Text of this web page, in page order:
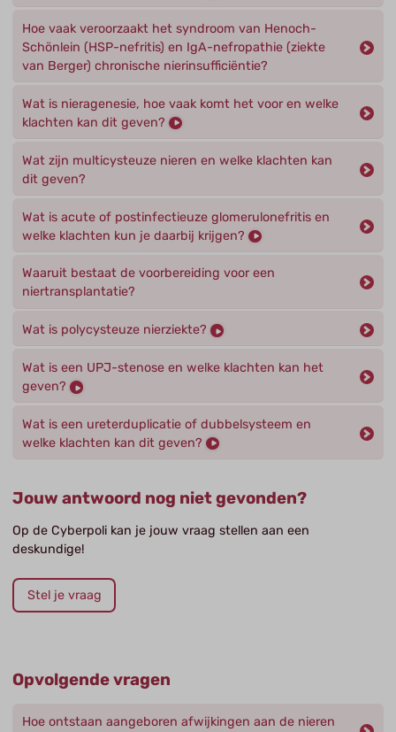
Hoe vaak veroorzaakt het syndroom van Henoch-
Schönlein (HSP-nefritis) en IgA-nefropathie (ziekte
van Berger) chronische nierinsufficiëntie?
Wat is nieragenesie, hoe vaak komt het voor en welke
klachten kan dit geven?
Wat zijn multicysteuze nieren en welke klachten kan
dit geven?
Wat is acute of postinfectieuze glomerulonefritis en
welke klachten kun je daarbij krijgen?
Waaruit bestaat de voorbereiding voor een
niertransplantatie?
Wat is polycysteuze nierziekte?
Wat is een UPJ-stenose en welke klachten kan het
geven?
Wat is een ureterduplicatie of dubbelsysteem en
welke klachten kan dit geven?
Jouw antwoord nog niet gevonden?
Op de Cyberpoli kan je jouw vraag stellen aan een
deskundige!
Stel je vraag
Opvolgende vragen
Hoe ontstaan aangeboren afwijkingen aan de nieren